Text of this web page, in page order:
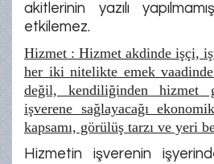
akitlerinin yazılı
etkilemez.
Hizmet : Hizmet akdinde işçi,
her iki nitelikte emek
değil, kendiliğinden hizmet
işverene sağlayacağı
kapsamı, görülüş tarzı ve yeri
Hizmetin işverenin